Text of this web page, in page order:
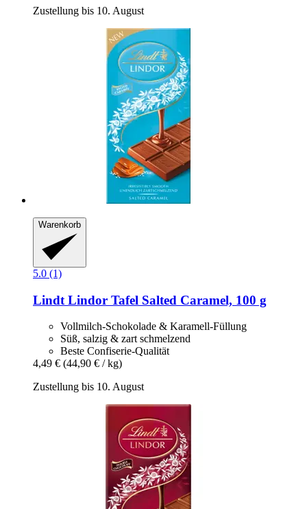
Zustellung bis 10. August
Warenkorb
5.0 (1)
Lindt Lindor Tafel Salted Caramel, 100 g
Vollmilch-Schokolade & Karamell-Füllung
Süß, salzig & zart schmelzend
Beste Confiserie-Qualität
4,49 € (44,90 € / kg)
Zustellung bis 10. August